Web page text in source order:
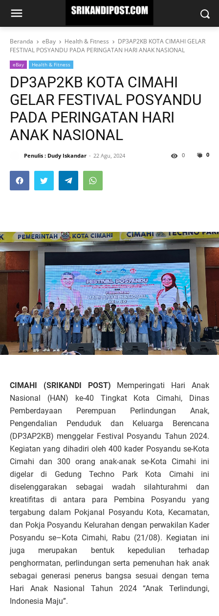
Beranda eBay Health & Fitness
DP3AP2KB KOTA CIMAHI GELAR
FESTIVAL POSYANDU PADA PERINGATAN HARI ANAK NASIONAL
eBay Health & Fitness
DP3AP2KB KOTA CIMAHI
GELAR FESTIVAL POSYANDU
PADA PERINGATAN HARI
ANAK NASIONAL
Penulis : Dudy Iskandar 22 Agu, 2024 0
0
CIMAHI (SRIKANDI POST) Memperingati Hari Anak
Nasional (HAN) ke-40 Tingkat Kota Cimahi, Dinas
Pemberdayaan Perempuan Perlindungan Anak,
Pengendalian Penduduk dan Keluarga Berencana
(DP3AP2KB) menggelar Festival Posyandu Tahun 2024.
Kegiatan yang dihadiri oleh 400 kader Posyandu se-Kota
Cimahi dan 300 orang anak-anak se-Kota Cimahi ini
digelar di Gedung Techno Park Kota Cimahi ini
diselenggarakan sebagai wadah silahturahmi dan
kreatifitas di antara para Pembina Posyandu yang
tergabung dalam Pokjanal Posyandu Kota, Kecamatan,
dan Pokja Posyandu Kelurahan dengan perwakilan Kader
Posyandu se–Kota Cimahi, Rabu (21/08). Kegiatan ini
juga merupakan bentuk kepedulian terhadap
penghormatan, perlindungan serta pemenuhan hak anak
sebagai generasi penerus bangsa sesuai dengan tema
Hari Anak Nasional Tahun 2024 “Anak Terlindungi,
Indonesia Maju”.